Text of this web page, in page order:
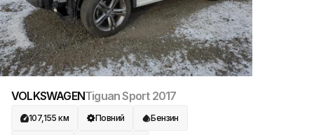
VOLKSWAGENTiguan Sport 2017
107,155 км Повний Бензин